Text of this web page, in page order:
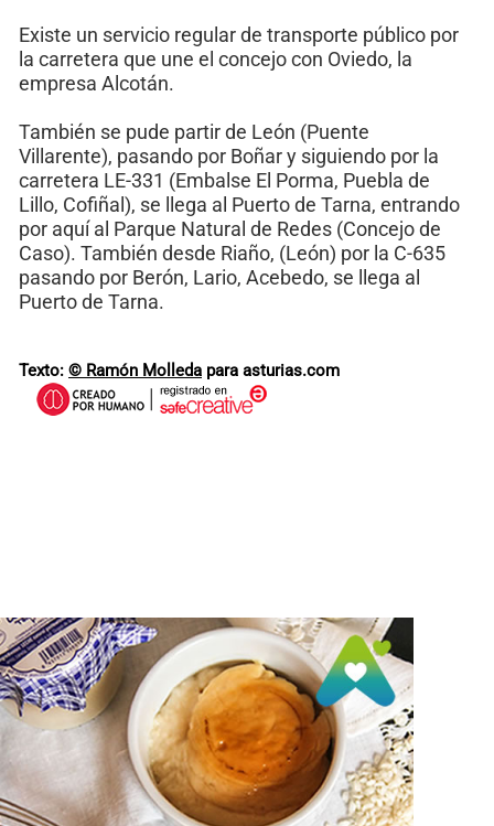
Existe un servicio regular de transporte público por
la carretera que une el concejo con Oviedo, la
empresa Alcotán.
También se pude partir de León (Puente
Villarente), pasando por Boñar y siguiendo por la
carretera LE-331 (Embalse El Porma, Puebla de
Lillo, Cofiñal), se llega al Puerto de Tarna, entrando
por aquí al Parque Natural de Redes (Concejo de
Caso). También desde Riaño, (León) por la C-635
pasando por Berón, Lario, Acebedo, se llega al
Puerto de Tarna.
Texto: © Ramón Molleda para asturias.com